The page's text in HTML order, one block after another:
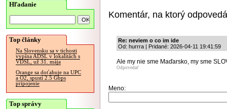
Hľadanie
Top články
Na Slovensku sa v tichosti
vypína ADSL v lokalitách s
VDSL, už 31. mája
Orange sa doťahuje na UPC
a O2, spustí 2.5 Gbps
pripojenie
Top správy
Komentár, na ktorý
Re: neviem o co im ide
Od: hurrra | Pridané: 2026-04-11 19:41:59
Ale my nie sme Maďarsko, my sme
Odpovedať
Meno: